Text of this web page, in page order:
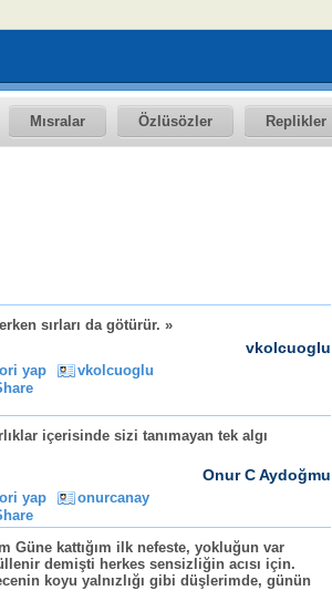
Mısralar Özlüsözler Replikler
sırları da götürür. »
vkolcuoglu
yap vkolcuoglu
içerisinde sizi tanımayan tek algı
Onur C Aydoğmu
yap onurcanay
Güne kattığım ilk nefeste, yokluğun var
demişti herkes sensizliğin acısı için.
koyu yalnızlığı gibi düşlerimde, günün